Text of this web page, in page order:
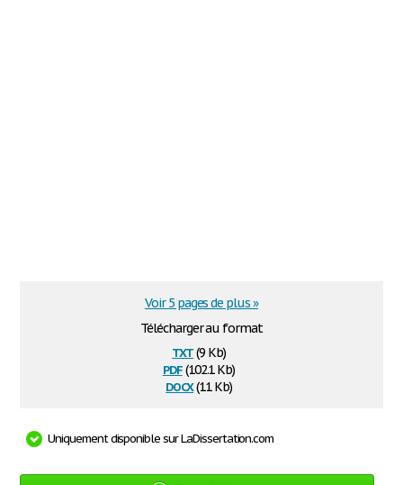
Télécharger au format
txt(9 Kb)
pdf(102.1 Kb)
docx(11 Kb)
Voir 5 pages de plus »
Uniquement disponible sur LaDissertation.com